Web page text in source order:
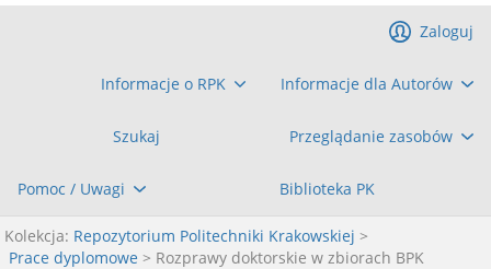
Informacje o RPK Informacje dla Autorów
Szukaj Przeglądanie zasobów
Pomoc / Uwagi Biblioteka PK
Zaloguj
Kolekcja: Repozytorium Politechniki Krakowskiej >
Prace dyplomowe > Rozprawy doktorskie w zbiorach BPK